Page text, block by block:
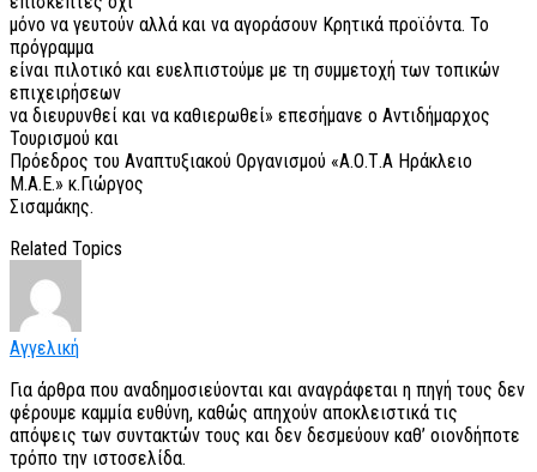
μόνο να γευτούν αλλά και να αγοράσουν Κρητικά προϊόντα. Το
πρόγραμμα
είναι πιλοτικό και ευελπιστούμε με τη συμμετοχή των τοπικών
επιχειρήσεων
να διευρυνθεί και να καθιερωθεί» επεσήμανε ο Αντιδήμαρχος
Τουρισμού και
Πρόεδρος του Αναπτυξιακού Οργανισμού «Α.Ο.Τ.Α Ηράκλειο
Μ.Α.Ε.» κ.Γιώργος
Σισαμάκης.
Related Topics
Αγγελική
Για άρθρα που αναδημοσιεύονται και αναγράφεται η πηγή τους δεν
φέρουμε καμμία ευθύνη, καθώς απηχούν αποκλειστικά τις
απόψεις των συντακτών τους και δεν δεσμεύουν καθ’ οιονδήποτε
τρόπο την ιστοσελίδα.